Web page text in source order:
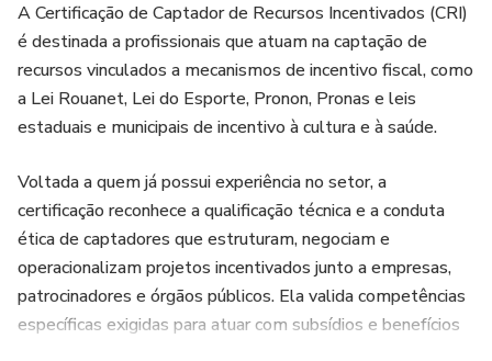
A Certificação de Captador de Recursos Incentivados (CRI)
é destinada a profissionais que atuam na captação de
recursos vinculados a mecanismos de incentivo fiscal, como
a Lei Rouanet, Lei do Esporte, Pronon, Pronas e leis
estaduais e municipais de incentivo à cultura e à saúde.
Voltada a quem já possui experiência no setor, a
certificação reconhece a qualificação técnica e a conduta
ética de captadores que estruturam, negociam e
operacionalizam projetos incentivados junto a empresas,
patrocinadores e órgãos públicos. Ela valida competências
específicas exigidas para atuar com subsídios e benefícios